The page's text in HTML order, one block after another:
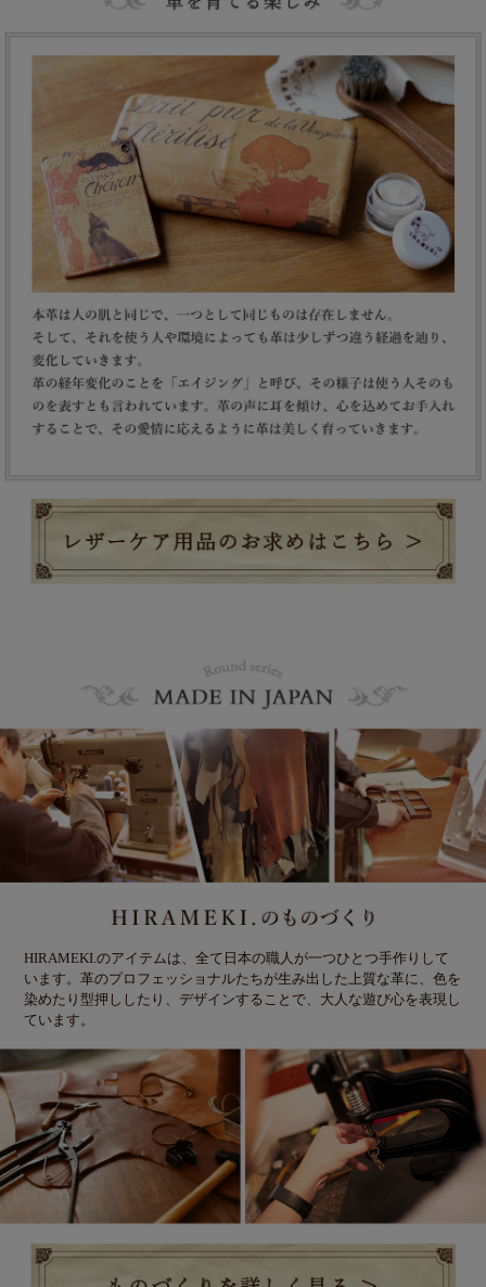
HIRAMEKI.のアイテムは、全て日本の職人が一つひとつ手作りして
います。革のプロフェッショナルたちが生み出した上質な革に、色を
染めたり型押ししたり、デザインすることで、大人な遊び心を表現し
ています。